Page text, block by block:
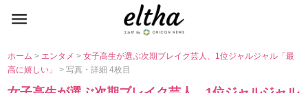
ホーム> エンタメ>女子高生が選ぶ次期ブレイク芸人、1位ジャルジャル「最
高に嬉しい」> 写真・詳細 4枚目